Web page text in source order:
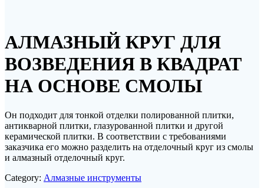
АЛМАЗНЫЙ КРУГ ДЛЯ
ВОЗВЕДЕНИЯ В КВАДРАТ
НА ОСНОВЕ СМОЛЫ
Он подходит для тонкой отделки полированной плитки,
антикварной плитки, глазурованной плитки и другой
керамической плитки. В соответствии с требованиями
заказчика его можно разделить на отделочный круг из смолы
и алмазный отделочный круг.
Category: Алмазные инструменты